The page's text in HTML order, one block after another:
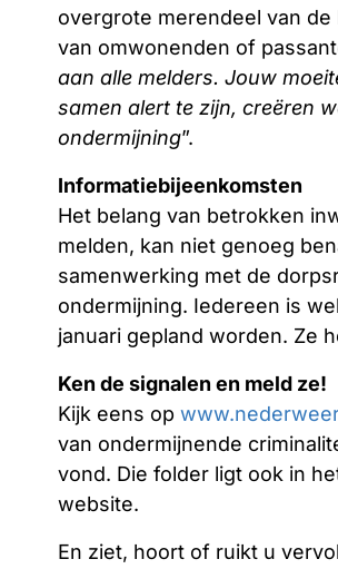
overgrote merendeel van
van omwonenden of
aan alle melders. Jouw
samen alert te zijn, creëren
ondermijning”.
Informatiebijeenkomsten
Het belang van betrokken
melden, kan niet genoeg
samenwerking met de
ondermijning. Iedereen is
januari gepland worden. Ze
Ken de signalen en meld ze!
Kijk eens op
van ondermijnende
vond. Die folder ligt ook in
website.
En ziet, hoort of ruikt u